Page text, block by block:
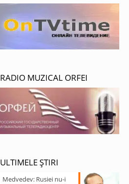
RADIO MUZICAL ORFEI
ULTIMELE ȘTIRI
Medvedev: Rusiei nu-i